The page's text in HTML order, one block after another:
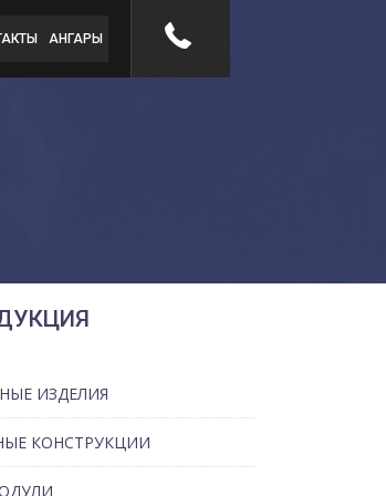
АНГАРЫ
ИЗДЕЛИЯ
КОНСТРУКЦИИ